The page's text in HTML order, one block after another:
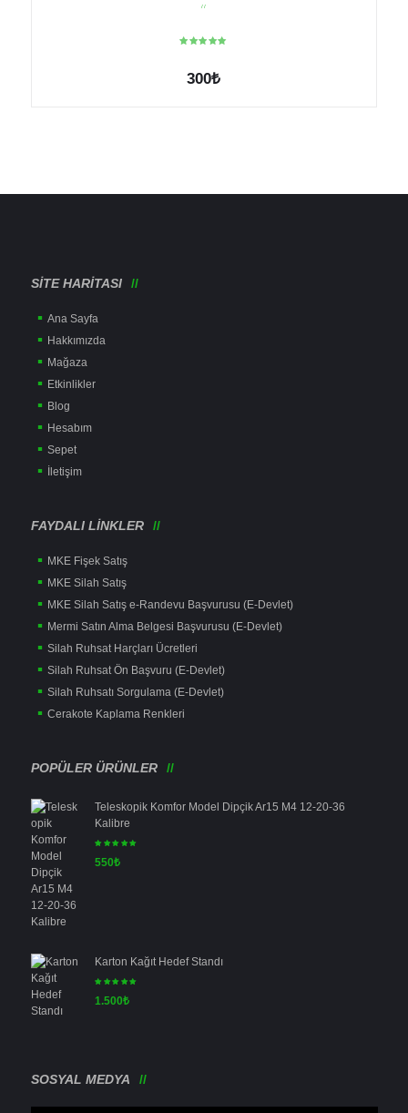
300₺
SITE HARITASI
Ana Sayfa
Hakkımızda
Mağaza
Etkinlikler
Blog
Hesabım
Sepet
İletişim
FAYDALI LINKLER
MKE Fişek Satış
MKE Silah Satış
MKE Silah Satış e-Randevu Başvurusu (E-Devlet)
Mermi Satın Alma Belgesi Başvurusu (E-Devlet)
Silah Ruhsat Harçları Ücretleri
Silah Ruhsat Ön Başvuru (E-Devlet)
Silah Ruhsatı Sorgulama (E-Devlet)
Cerakote Kaplama Renkleri
POPÜLER ÜRÜNLER
Teleskopik Komfor Model Dipçik Ar15 M4 12-20-36
Kalibre
5.00oy aldı
550₺
Karton Kağıt Hedef Standı
5.00oy aldı
1.500₺
SOSYAL MEDYA